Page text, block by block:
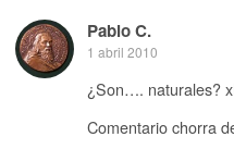
Pablo C.
1 abril 2010
¿Son…. naturales?
Comentario chorra